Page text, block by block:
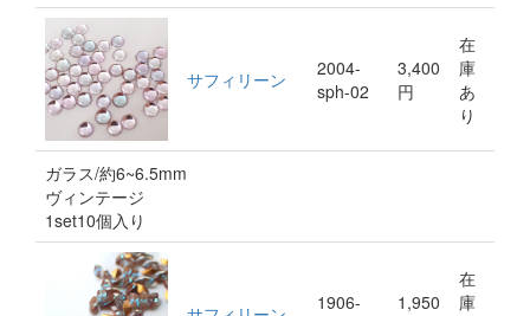
サフィリーン
2004-
sph-02
3,400
円
在
庫
あ
り
ガラス/約6~6.5mm
ヴィンテージ
1set10個入り
1906-
1,950
在
庫